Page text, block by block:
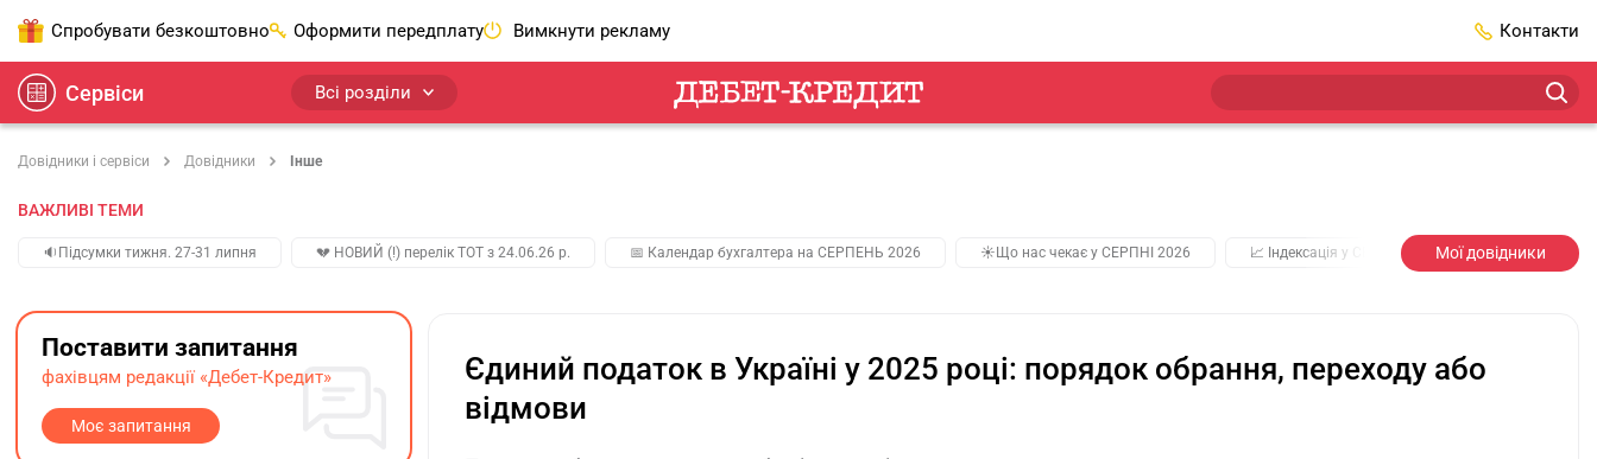
Спробувати безкоштовно Оформити передплату Вимкнути рекламу Контакти
Сервіси Всі розділи
Довідники і сервіси Довідники Інше
ВАЖЛИВІ ТЕМИ
🔉Підсумки тижня. 27-31 липня 💔 НОВИЙ (!) перелік ТОТ з 24.06.26 р. 📅 Календар бухгалтера на СЕРПЕНЬ 2026 ☀️Що нас чекає у СЕРПНІ 2026 📈 Індексація у СЕРПНІ 2️⃣0️⃣2️⃣7️⃣ Усі
Мої довідники
Єдиний податок в Україні у 2025 році: порядок обрання, переходу або
відмови
Поставити запитання
фахівцям редакції «Дебет-Кредит»
Моє запитання